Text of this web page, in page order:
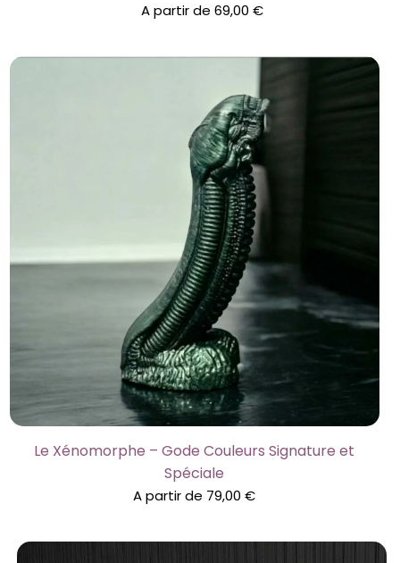
A partir de 69,00 €
Le Xénomorphe – Gode Couleurs Signature et
Spéciale
A partir de 79,00€